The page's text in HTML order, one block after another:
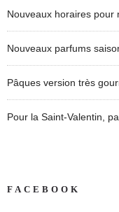
Nouveaux horaires pour
Nouveaux parfums
Pâques version très
Pour la Saint-Valentin,
FACEBOOK